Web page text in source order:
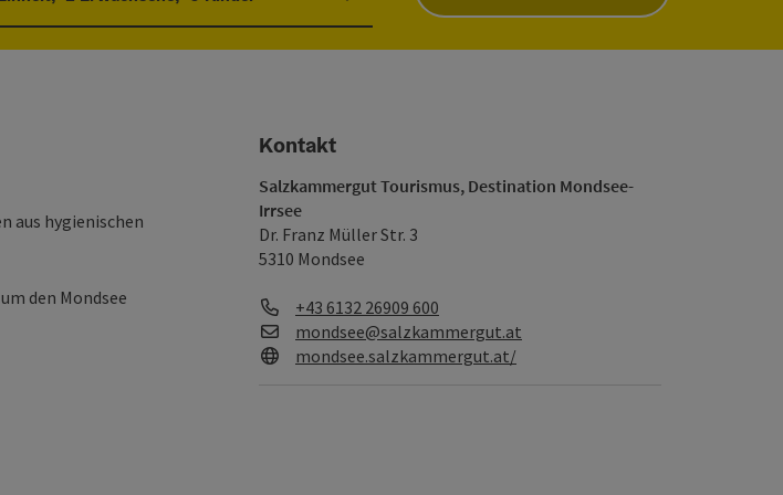
und Personenfelder
aus hygienischen
den Mondsee
Kontakt
Salzkammergut Tourismus, Destination Mondsee-
Irrsee
Dr. Franz Müller Str. 3
5310 Mondsee
Telefon
+43 6132 26909 600
E-Mail
mondsee@salzkammergut.at
Web
mondsee.salzkammergut.at/